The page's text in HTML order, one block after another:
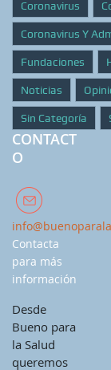
Coronavirus
Coronavirus Y
Fundaciones
Noticias
Sin Categoría
CONTACT
O
Contacta
para más
información
Desde
Bueno para
la Salud
queremos